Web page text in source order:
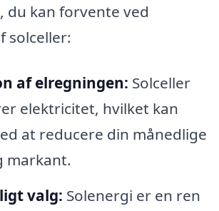
du kan forvente ved
solceller:
af elregningen: Solceller
elektricitet, hvilket kan
at reducere din månedlige
markant.
valg: Solenergi er en ren